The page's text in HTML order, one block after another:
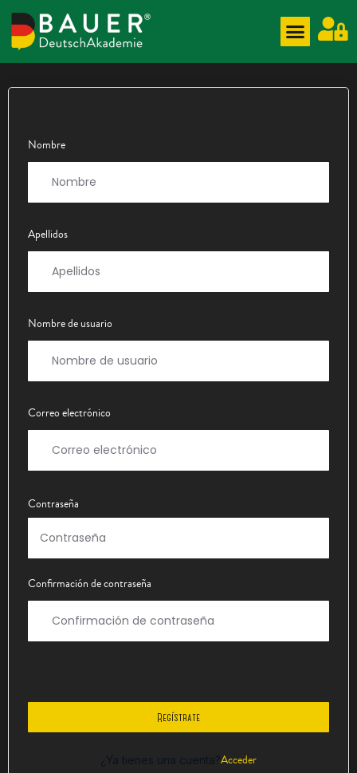
Nombre
Apellidos
Nombre de usuario
Correo electrónico
Contraseña
Confirmación de contraseña
Regístrate
¿Ya tienes una cuenta?Acceder